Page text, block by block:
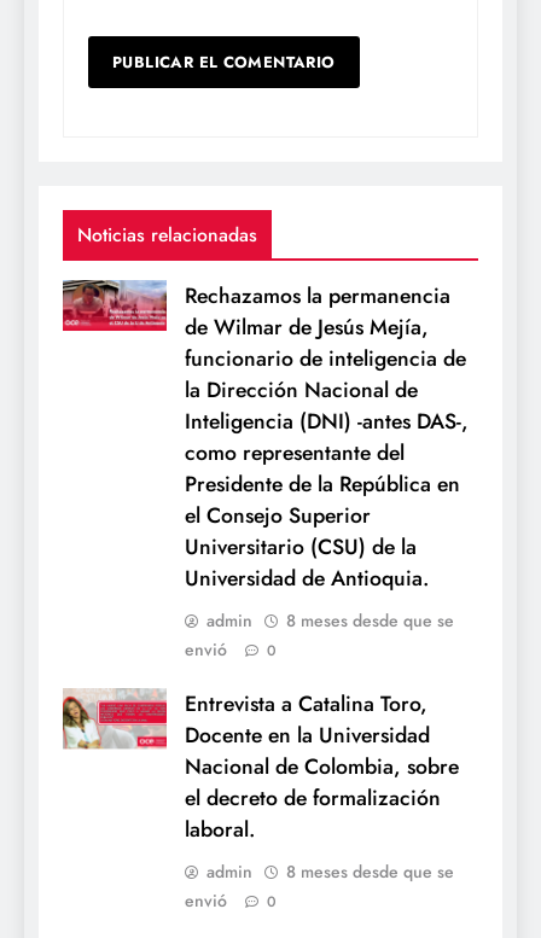
Noticias relacionadas
Rechazamos la permanencia
de Wilmar de Jesús Mejía,
funcionario de inteligencia de
la Dirección Nacional de
Inteligencia (DNI) -antes DAS-,
como representante del
Presidente de la República en
el Consejo Superior
Universitario (CSU) de la
Universidad de Antioquia.
admin
8 meses desde que se
envió
0
Entrevista a Catalina Toro,
Docente en la Universidad
Nacional de Colombia, sobre
el decreto de formalización
laboral.
admin
8 meses desde que se
envió
0